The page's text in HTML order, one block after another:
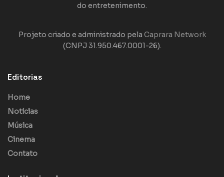
do entretenimento.
Projeto criado e administrado pela Caprara Network
(CNPJ 31.950.467.0001-26).
Editorias
Home
Notícias
Música
Cinema
Contato